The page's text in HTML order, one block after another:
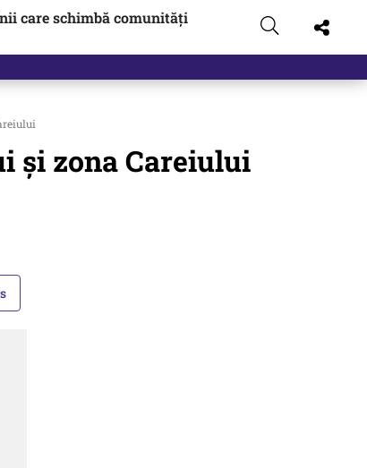
care schimbă comunități
şi zona Careiului